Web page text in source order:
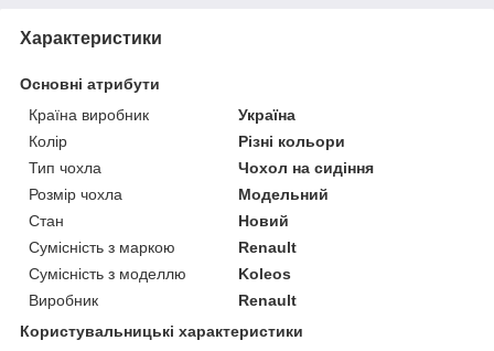
Характеристики
Основні атрибути
Країна виробник
Україна
Колір
Різні кольори
Тип чохла
Чохол на сидіння
Розмір чохла
Модельний
Стан
Новий
Сумісність з маркою
Renault
Сумісність з моделлю
Koleos
Виробник
Renault
Користувальницькі характеристики